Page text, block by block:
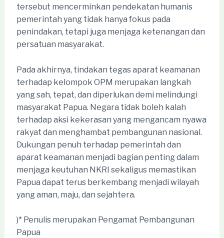
tersebut mencerminkan pendekatan humanis
pemerintah yang tidak hanya fokus pada
penindakan, tetapi juga menjaga ketenangan dan
persatuan masyarakat.
Pada akhirnya, tindakan tegas aparat keamanan
terhadap kelompok OPM merupakan langkah
yang sah, tepat, dan diperlukan demi melindungi
masyarakat Papua. Negara tidak boleh kalah
terhadap aksi kekerasan yang mengancam nyawa
rakyat dan menghambat pembangunan nasional.
Dukungan penuh terhadap pemerintah dan
aparat keamanan menjadi bagian penting dalam
menjaga keutuhan NKRI sekaligus memastikan
Papua dapat terus berkembang menjadi wilayah
yang aman, maju, dan sejahtera.
)* Penulis merupakan Pengamat Pembangunan
Papua